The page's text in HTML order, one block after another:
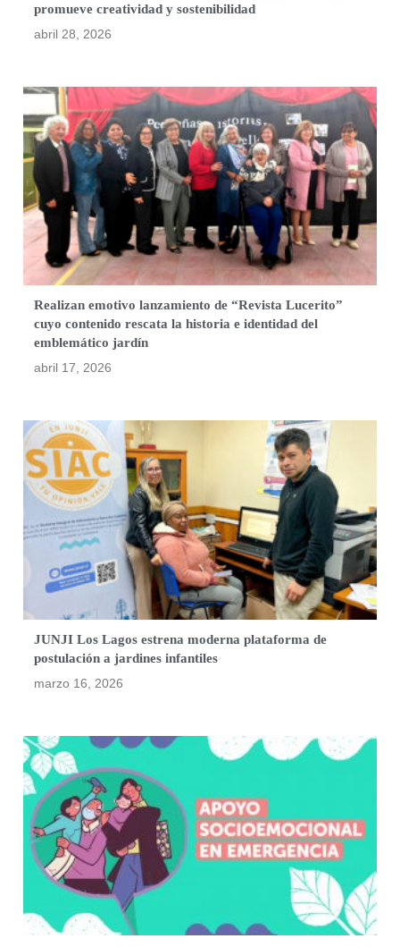
promueve creatividad y sostenibilidad
abril 28, 2026
Realizan emotivo lanzamiento de “Revista Lucerito”
cuyo contenido rescata la historia e identidad del
emblemático jardín
abril 17, 2026
JUNJI Los Lagos estrena moderna plataforma de
postulación a jardines infantiles
marzo 16, 2026